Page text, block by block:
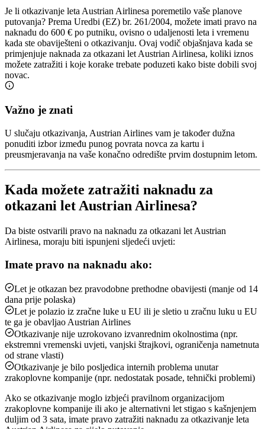
Je li otkazivanje leta Austrian Airlinesa poremetilo vaše planove
putovanja? Prema Uredbi (EZ) br. 261/2004, možete imati pravo na
naknadu do 600 € po putniku, ovisno o udaljenosti leta i vremenu
kada ste obaviješteni o otkazivanju. Ovaj vodič objašnjava kada se
primjenjuje naknada za otkazani let Austrian Airlinesa, koliki iznos
možete zatražiti i koje korake trebate poduzeti kako biste dobili svoj
novac.
Važno je znati
U slučaju otkazivanja, Austrian Airlines vam je također dužna
ponuditi izbor između punog povrata novca za kartu i
preusmjeravanja na vaše konačno odredište prvim dostupnim letom.
Kada možete zatražiti naknadu za
otkazani let Austrian Airlinesa?
Da biste ostvarili pravo na naknadu za otkazani let Austrian
Airlinesa, moraju biti ispunjeni sljedeći uvjeti:
Imate pravo na naknadu ako:
Let je otkazan bez pravodobne prethodne obavijesti (manje od 14
dana prije polaska)
Let je polazio iz zračne luke u EU ili je sletio u zračnu luku u EU
te ga je obavljao Austrian Airlines
Otkazivanje nije uzrokovano izvanrednim okolnostima (npr.
ekstremni vremenski uvjeti, vanjski štrajkovi, ograničenja nametnuta
od strane vlasti)
Otkazivanje je bilo posljedica internih problema unutar
zrakoplovne kompanije (npr. nedostatak posade, tehnički problemi)
Ako se otkazivanje moglo izbjeći pravilnom organizacijom
zrakoplovne kompanije ili ako je alternativni let stigao s kašnjenjem
duljim od 3 sata, imate pravo zatražiti naknadu za otkazivanje leta